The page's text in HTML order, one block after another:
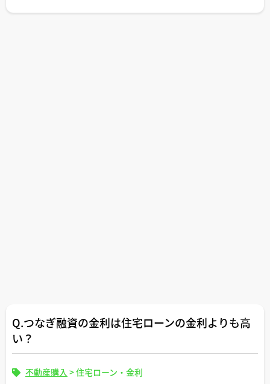
Q.つなぎ融資の金利は住宅ローンの金利よりも高
い？
不動産購入 >住宅ローン・金利